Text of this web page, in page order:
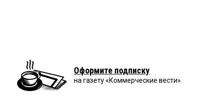
Оформите подписку
на газету «Коммерческие вести»